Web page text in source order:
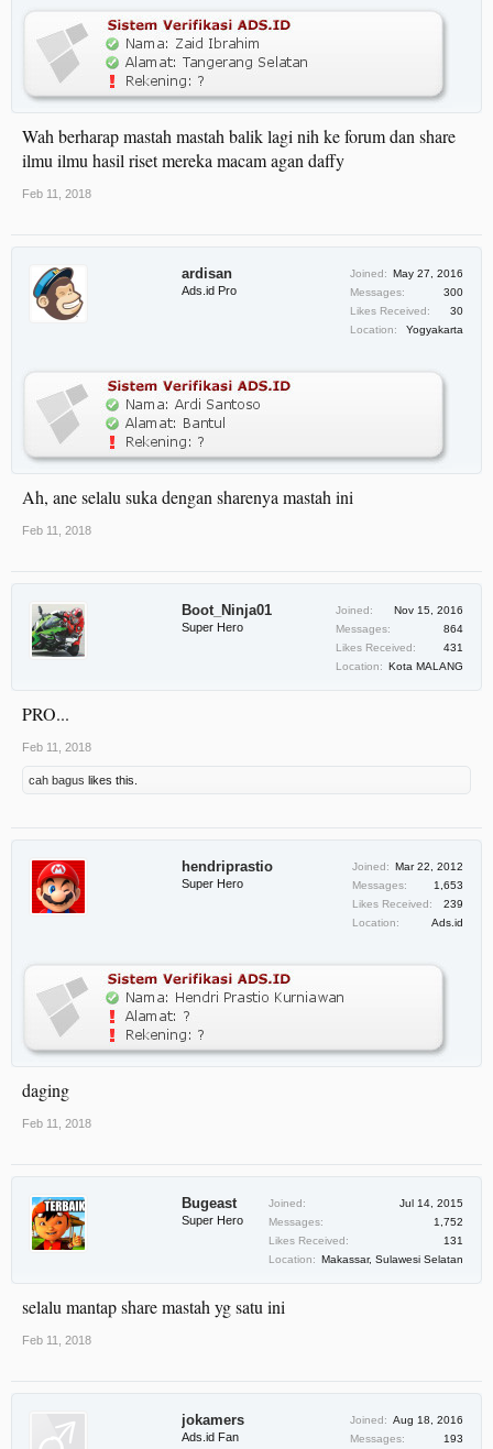
Wah berharap mastah mastah balik lagi nih ke forum dan share
ilmu ilmu hasil riset mereka macam agan daffy
Feb 11, 2018
ardisan
Ads.id Pro
Joined: May 27, 2016
Messages:
300
Likes Received:
30
Location:
Yogyakarta
Ah, ane selalu suka dengan sharenya mastah ini
Feb 11, 2018
Boot_Ninja01
Super Hero
Joined:
Nov 15, 2016
Messages:
864
Likes Received:
431
Location: Kota MALANG
PRO...
Feb 11, 2018
cah bagus likes this.
hendriprastio
Super Hero
Joined: Mar 22, 2012
Messages:
1,653
Likes Received:
239
Location:
Ads.id
daging
Feb 11, 2018
Bugeast
Super Hero
Joined:
Jul 14, 2015
Messages:
1,752
Likes Received:
131
Location: Makassar, Sulawesi Selatan
selalu mantap share mastah yg satu ini
Feb 11, 2018
jokamers
Ads.id Fan
Joined: Aug 18, 2016
Messages:
193